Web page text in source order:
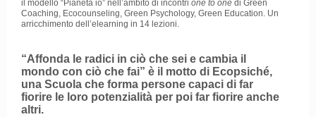
il modello “Pianeta io” nell’ambito di incontri one to one di Green
Coaching, Ecocounseling, Green Psychology, Green Education. Un
arricchimento dell’elearning in 14 lezioni.
“Affonda le radici in ciò che sei e cambia il
mondo con ciò che fai” è il motto di Ecopsiché,
una Scuola che forma persone capaci di far
fiorire le loro potenzialità per poi far fiorire anche
altri.